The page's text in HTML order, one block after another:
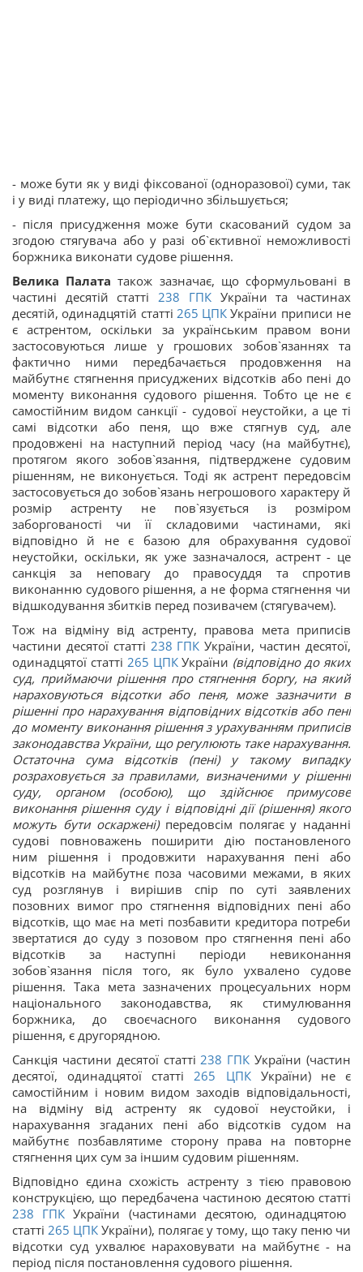
- може бути як у виді фіксованої (одноразової) суми, так
і у виді платежу, що періодично збільшується;
- після присудження може бути скасований судом за
згодою стягувача або у разі об`єктивної неможливості
боржника виконати судове рішення.
Велика Палататакож зазначає, що сформульовані в
частині десятійстатті 238 ГПКУкраїни та частинах
десятій, одинадцятій статті 265 ЦПК України приписи не
є астрентом, оскільки за українським правом вони
застосовуються лише у грошових зобов`язаннях та
фактично ними передбачається продовження на
майбутнє стягнення присуджених відсотків або пені до
моменту виконання судового рішення. Тобто це не є
самостійним видом санкції - судової неустойки, а це ті
самі відсотки або пеня, що вже стягнув суд, але
продовжені на наступний період часу (на майбутнє),
протягом якого зобов`язання, підтверджене судовим
рішенням, не виконується. Тоді як астрент передовсім
застосовується до зобов`язань негрошового характеру й
розмір астренту не пов`язується із розміром
заборгованості чи її складовими частинами, які
відповідно й не є базою для обрахування судової
неустойки, оскільки, як уже зазначалося, астрент - це
санкція за неповагу до правосуддя та спротив
виконанню судового рішення, а не форма стягнення чи
відшкодування збитків перед позивачем (стягувачем).
Тож на відміну від астренту, правова мета приписів
частини десятої статті 238 ГПК України, частин десятої,
одинадцятої статті 265 ЦПКУкраїни (відповідно до яких
суд, приймаючи рішення про стягнення боргу, на який
нараховуються відсотки або пеня, може зазначити в
рішенні про нарахування відповідних відсотків або пені
до моменту виконання рішення з урахуванням приписів
законодавства України, що регулюють таке нарахування.
Остаточна сума відсотків (пені) у такому випадку
розраховується за правилами, визначеними у рішенні
суду, органом (особою), що здійснює примусове
виконання рішення суду і відповідні дії (рішення) якого
можуть бути оскаржені) передовсім полягає у наданні
судові повноважень поширити дію постановленого
ним рішення і продовжити нарахування пені або
відсотків на майбутнє поза часовими межами, в яких
суд розглянув і вирішив спір по суті заявлених
позовних вимог про стягнення відповідних пені або
відсотків, що має на меті позбавити кредитора потреби
звертатися до суду з позовом про стягнення пені або
відсотків за наступні періоди невиконання
зобов`язання після того, як було ухвалено судове
рішення. Така мета зазначених процесуальних норм
національного законодавства, як стимулювання
боржника, до своєчасного виконання судового
рішення, є другорядною.
Санкція частини десятої статті 238 ГПК України (частин
десятої, одинадцятоїстатті 265 ЦПКУкраїни) не є
самостійним і новим видом заходів відповідальності,
на відміну від астренту як судової неустойки, і
нарахування згаданих пені або відсотків судом на
майбутнє позбавлятиме сторону права на повторне
стягнення цих сум за іншим судовим рішенням.
Відповідно єдина схожість астренту з тією правовою
конструкцією, що передбачена частиною десятою статті
238 ГПК України (частинами десятою, одинадцятою
статті 265 ЦПК України), полягає у тому, що таку пеню чи
відсотки суд ухвалює нараховувати на майбутнє - на
період після постановлення судового рішення.